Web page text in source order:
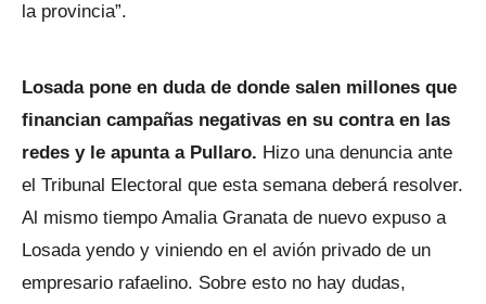
la provincia”.
Losada pone en duda de donde salen millones que
financian campañas negativas en su contra en las
redes y le apunta a Pullaro. Hizo una denuncia ante
el Tribunal Electoral que esta semana deberá resolver.
Al mismo tiempo Amalia Granata de nuevo expuso a
Losada yendo y viniendo en el avión privado de un
empresario rafaelino. Sobre esto no hay dudas,